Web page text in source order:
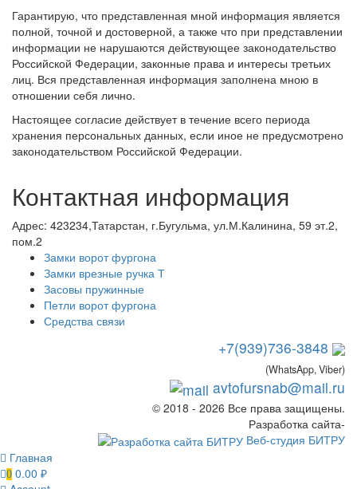
Гарантирую, что представленная мной информация является
полной, точной и достоверной, а также что при представлении
информации не нарушаются действующее законодательство
Российской Федерации, законные права и интересы третьих
лиц. Вся представленная информация заполнена мною в
отношении себя лично.
Настоящее согласие действует в течение всего периода
хранения персональных данных, если иное не предусмотрено
законодательством Российской Федерации.
Контактная информация
Адрес: 423234,Татарстан, г.Бугульма, ул.М.Калинина, 59 эт.2,
пом.2
Замки ворот фургона
Замки врезные ручка Т
Засовы пружинные
Петли ворот фургона
Средства связи
+7(939)736-3848
(WhatsApp, Viber)
avtofursnab@mail.ru
© 2018 - 2026 Все права защищены.
Разработка сайта-
Веб-студия БИТРУ
Главная
0 0.00 ₽